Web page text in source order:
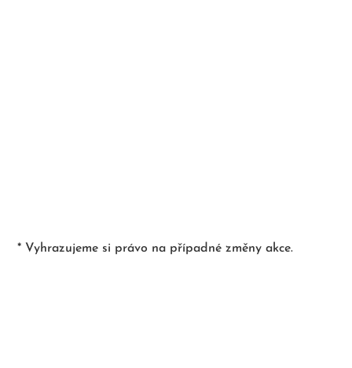
* Vyhrazujeme si právo na případné změny akce.